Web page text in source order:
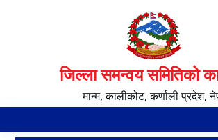
जिल्ला समन्वय समितिको
मान्म, कालीकोट, कर्णाली प्रदेश,